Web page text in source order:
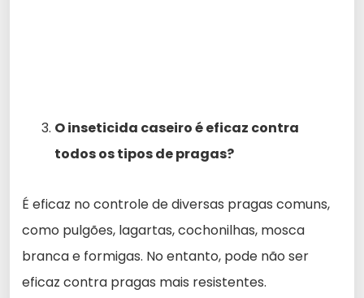
O inseticida caseiro é eficaz contra
todos os tipos de pragas?
É eficaz no controle de diversas pragas comuns,
como pulgões, lagartas, cochonilhas, mosca
branca e formigas. No entanto, pode não ser
eficaz contra pragas mais resistentes.